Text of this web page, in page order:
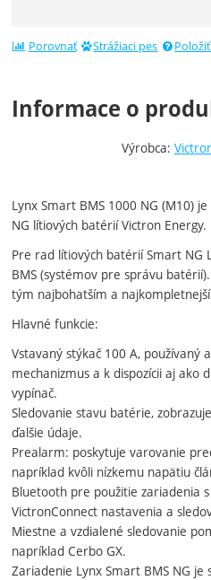
Porovnať Strážiaci pes
Informace o
Výrobca:
Lynx Smart BMS 1000 NG (M10)
NG lítiových batérií Victron Energy.
Pre rad lítiových batérií Smart NG
BMS (systémov pre správu
tým najbohatším a
Hlavné funkcie:
Vstavaný stýkač 100 A, používaný
mechanizmus a k dispozícii aj ako
vypínač.
Sledovanie stavu batérie,
ďalšie údaje.
Prealarm: poskytuje varovanie
napríklad kvôli nízkemu napätiu
Bluetooth pre použitie zariadenia
VictronConnect nastavenia a
Miestne a vzdialené sledovanie
napríklad Cerbo GX.
Zariadenie Lynx Smart BMS NG je